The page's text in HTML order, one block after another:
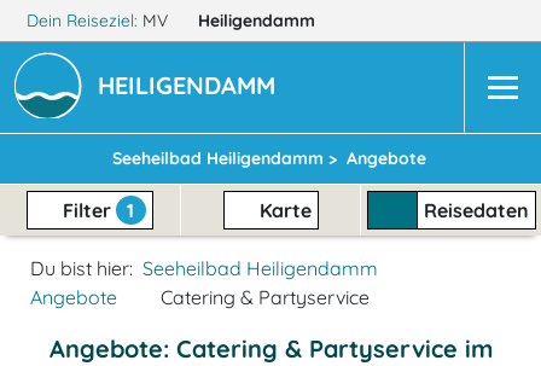
Dein Reiseziel: MV Heiligendamm
HEILIGENDAMM
Seeheilbad Heiligendamm > Angebote
Filter 1 Karte Reisedaten
Du bist hier: Seeheilbad Heiligendamm
Angebote
Catering & Partyservice
Angebote: Catering & Partyservice im